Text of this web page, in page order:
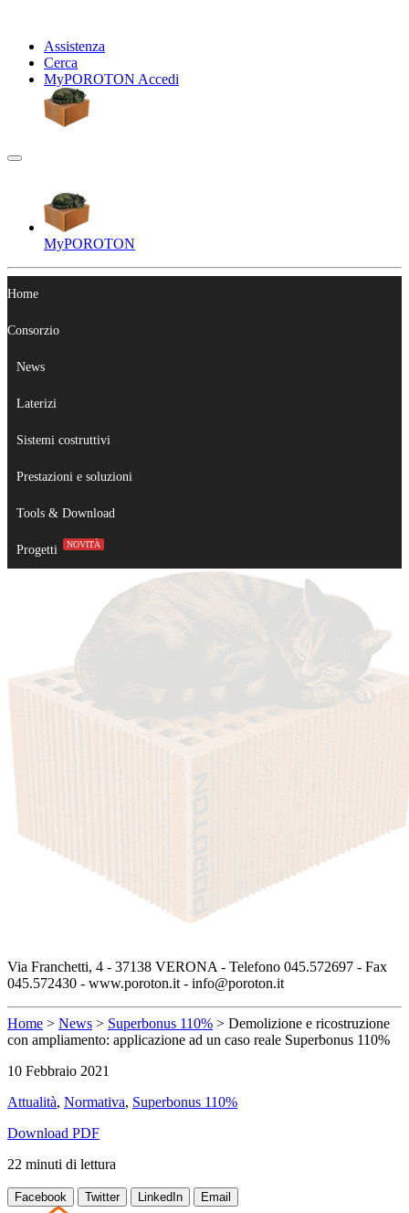
Assistenza
Cerca
MyPOROTON Accedi
MyPOROTON
Home
Consorzio
News
Laterizi
Sistemi costruttivi
Prestazioni e soluzioni
Tools & Download
Progetti NOVITÀ
Via Franchetti, 4 - 37138 VERONA - Telefono 045.572697 - Fax
045.572430 - www.poroton.it - info@poroton.it
Home > News > Superbonus 110% > Demolizione e ricostruzione
con ampliamento: applicazione ad un caso reale Superbonus 110%
10 Febbraio 2021
Attualità, Normativa, Superbonus 110%
Download PDF
22 minuti di lettura
Facebook Twitter LinkedIn Email